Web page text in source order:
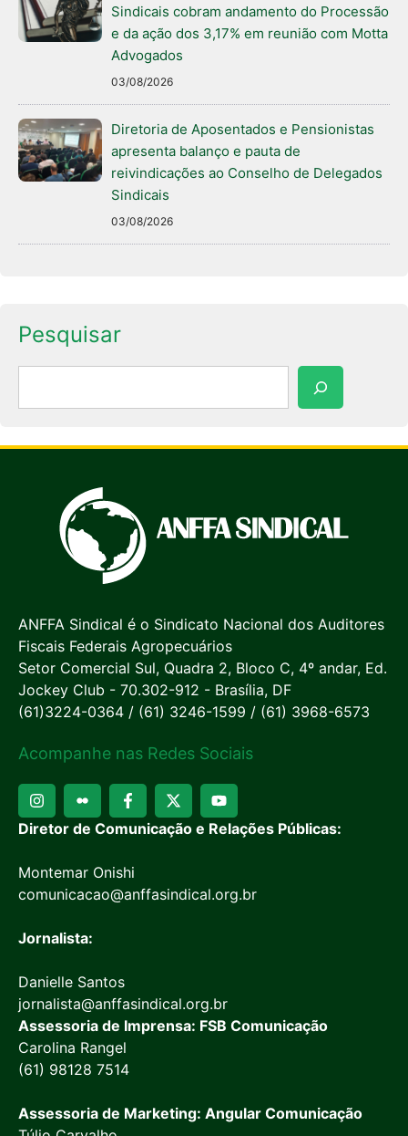
Sindicais cobram andamento do Processão
e da ação dos 3,17% em reunião com Motta
Advogados
03/08/2026
Diretoria de Aposentados e Pensionistas
apresenta balanço e pauta de
reivindicações ao Conselho de Delegados
Sindicais
03/08/2026
Pesquisar
ANFFA Sindical é o Sindicato Nacional dos Auditores
Fiscais Federais Agropecuários
Setor Comercial Sul, Quadra 2, Bloco C, 4º andar, Ed.
Jockey Club - 70.302-912 - Brasília, DF
(61)3224-0364 / (61) 3246-1599 / (61) 3968-6573
Acompanhe nas Redes Sociais
Diretor de Comunicação e Relações Públicas:
Montemar Onishi
comunicacao@anffasindical.org.br
Jornalista:
Danielle Santos
jornalista@anffasindical.org.br
Assessoria de Imprensa: FSB Comunicação
Carolina Rangel
(61) 98128 7514
Assessoria de Marketing: Angular Comunicação